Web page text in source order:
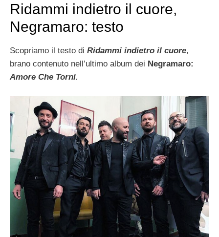
Ridammi indietro il cuore,
Negramaro: testo
Scopriamo il testo di Ridammi indietro il cuore,
brano contenuto nell’ultimo album dei Negramaro:
Amore Che Torni.